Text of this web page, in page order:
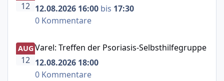
12 12.08.2026 16:00 bis 17:30
0 Kommentare
Varel: Treffen der Psoriasis-Selbsthilfegruppe
AUG
12
Varel: Treffen der Psoriasis-Selbsthilfegruppe
12.08.2026 18:00
0 Kommentare